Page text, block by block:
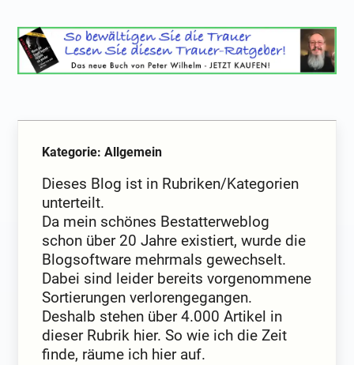
Kategorie: Allgemein
Dieses Blog ist in Rubriken/Kategorien
unterteilt.
Da mein schönes Bestatterweblog
schon über 20 Jahre existiert, wurde die
Blogsoftware mehrmals gewechselt.
Dabei sind leider bereits vorgenommene
Sortierungen verlorengegangen.
Deshalb stehen über 4.000 Artikel in
dieser Rubrik hier. So wie ich die Zeit
finde, räume ich hier auf.